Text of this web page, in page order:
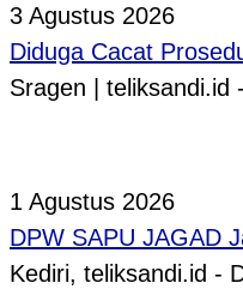
3 Agustus 2026
Diduga Cacat
Sragen |
1 Agustus 2026
DPW SAPU JAGAD
Kediri, teliksandi.id -